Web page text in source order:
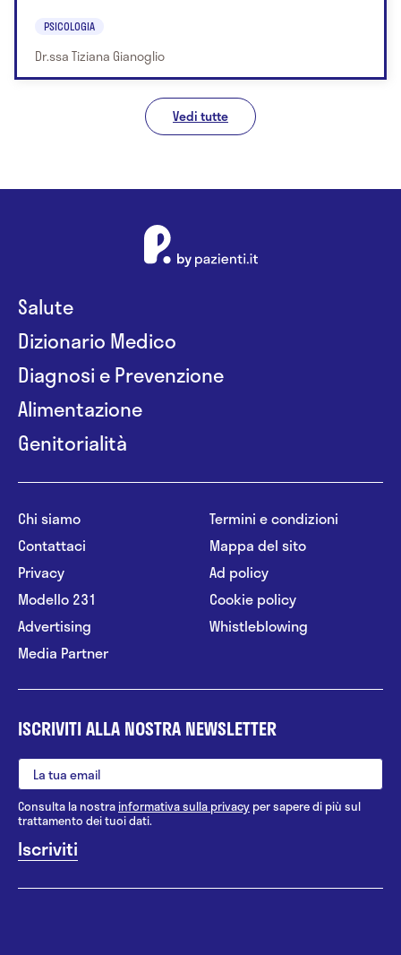
PSICOLOGIA
Dr.ssa Tiziana Gianoglio
Vedi tutte
Salute
Dizionario Medico
Diagnosi e Prevenzione
Alimentazione
Genitorialità
Chi siamo
Contattaci
Privacy
Modello 231
Advertising
Media Partner
Termini e condizioni
Mappa del sito
Ad policy
Cookie policy
Whistleblowing
ISCRIVITI ALLA NOSTRA NEWSLETTER
Consulta la nostrainformativa sulla privacy per sapere di più sul
trattamento dei tuoi dati.